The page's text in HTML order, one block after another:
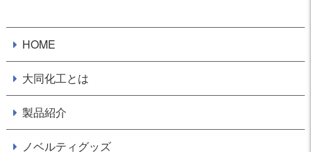
HOME
大同化工とは
製品紹介
ノベルティグッズ